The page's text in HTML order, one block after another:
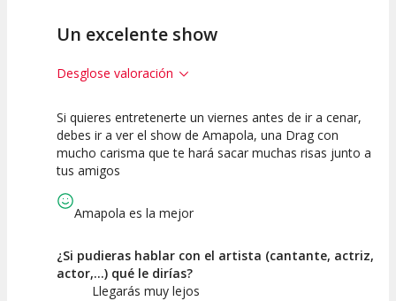
Un excelente show
Desglose valoración
10
Calidad del
Espectáculo
10
Puesta en
10
Interpretación
Si quieres entretenerte un viernes antes de ir a cenar,
debes ir a ver el show de Amapola, una Drag con
mucho carisma que te hará sacar muchas risas junto a
tus amigos
Amapola es la mejor
¿Si pudieras hablar con el artista (cantante, actriz,
actor,...) qué le dirías?
Llegarás muy lejos